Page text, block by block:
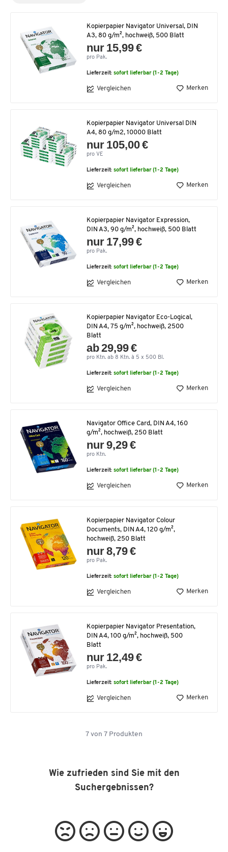
Kopierpapier Navigator Universal, DIN
A3, 80 g/m², hochweiß, 500 Blatt
nur 15,99 €
pro Pak.
Lieferzeit:sofort lieferbar (1-2 Tage)
Vergleichen Merken
Kopierpapier Navigator Universal DIN
A4, 80 g/m2, 10000 Blatt
nur 105,00 €
pro VE
Lieferzeit:sofort lieferbar (1-2 Tage)
Vergleichen Merken
Kopierpapier Navigator Expression,
DIN A3, 90 g/m², hochweiß, 500 Blatt
nur 17,99 €
pro Pak.
Lieferzeit:sofort lieferbar (1-2 Tage)
Vergleichen Merken
Kopierpapier Navigator Eco-Logical,
DIN A4, 75 g/m², hochweiß, 2500
Blatt
ab 29,99 €
pro Ktn. ab 8 Ktn. à 5 x 500 Bl.
Lieferzeit:sofort lieferbar (1-2 Tage)
Vergleichen Merken
Navigator Office Card, DIN A4, 160
g/m², hochweiß, 250 Blatt
nur 9,29 €
pro Ktn.
Lieferzeit:sofort lieferbar (1-2 Tage)
Vergleichen Merken
Kopierpapier Navigator Colour
Documents, DIN A4, 120 g/m²,
hochweiß, 250 Blatt
nur 8,79 €
pro Pak.
Lieferzeit:sofort lieferbar (1-2 Tage)
Vergleichen Merken
Kopierpapier Navigator Presentation,
DIN A4, 100 g/m², hochweiß, 500
Blatt
nur 12,49 €
pro Pak.
Lieferzeit:sofort lieferbar (1-2 Tage)
Vergleichen Merken
7 von 7 Produkten
Wie zufrieden sind Sie mit den
Suchergebnissen?